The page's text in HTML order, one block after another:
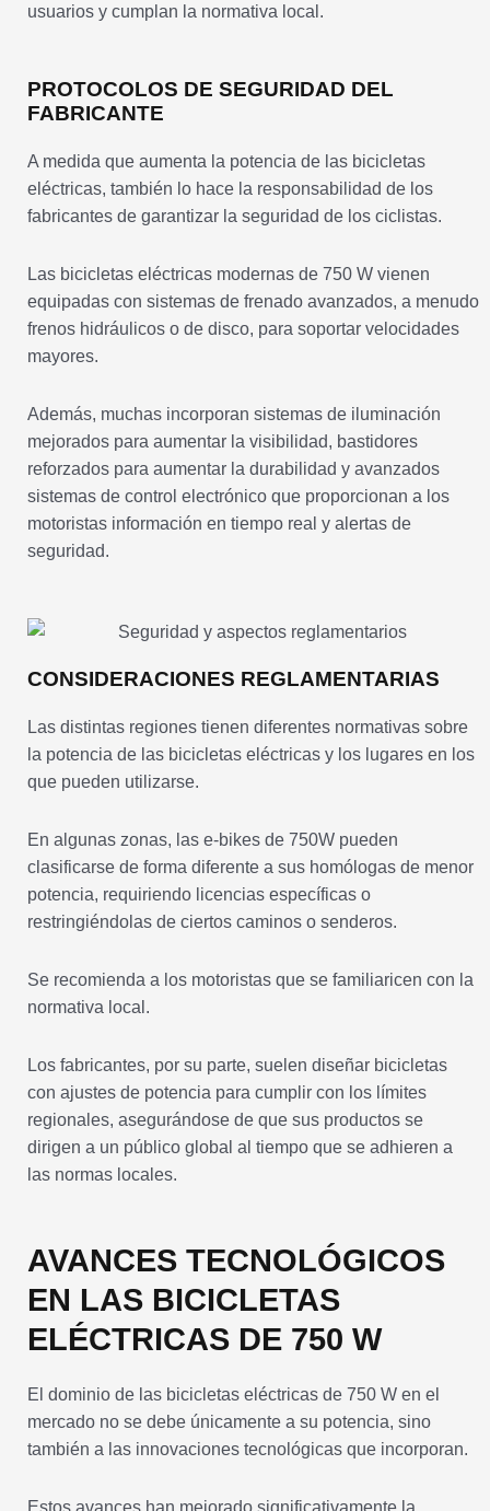
usuarios y cumplan la normativa local.
PROTOCOLOS DE SEGURIDAD DEL
FABRICANTE
A medida que aumenta la potencia de las bicicletas
eléctricas, también lo hace la responsabilidad de los
fabricantes de garantizar la seguridad de los ciclistas.
Las bicicletas eléctricas modernas de 750 W vienen
equipadas con sistemas de frenado avanzados, a menudo
frenos hidráulicos o de disco, para soportar velocidades
mayores.
Además, muchas incorporan sistemas de iluminación
mejorados para aumentar la visibilidad, bastidores
reforzados para aumentar la durabilidad y avanzados
sistemas de control electrónico que proporcionan a los
motoristas información en tiempo real y alertas de
seguridad.
CONSIDERACIONES REGLAMENTARIAS
Las distintas regiones tienen diferentes normativas sobre
la potencia de las bicicletas eléctricas y los lugares en los
que pueden utilizarse.
En algunas zonas, las e-bikes de 750W pueden
clasificarse de forma diferente a sus homólogas de menor
potencia, requiriendo licencias específicas o
restringiéndolas de ciertos caminos o senderos.
Se recomienda a los motoristas que se familiaricen con la
normativa local.
Los fabricantes, por su parte, suelen diseñar bicicletas
con ajustes de potencia para cumplir con los límites
regionales, asegurándose de que sus productos se
dirigen a un público global al tiempo que se adhieren a
las normas locales.
AVANCES TECNOLÓGICOS
EN LAS BICICLETAS
ELÉCTRICAS DE 750 W
El dominio de las bicicletas eléctricas de 750 W en el
mercado no se debe únicamente a su potencia, sino
también a las innovaciones tecnológicas que incorporan.
Estos avances han mejorado significativamente la